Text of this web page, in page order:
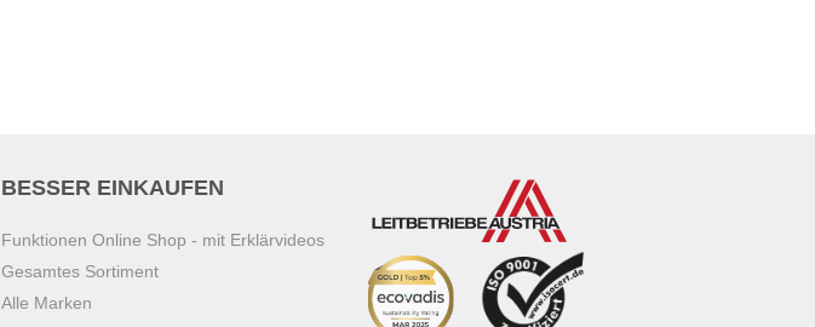
BESSER EINKAUFEN
Funktionen Online Shop - mit Erklärvideos
Gesamtes Sortiment
Alle Marken